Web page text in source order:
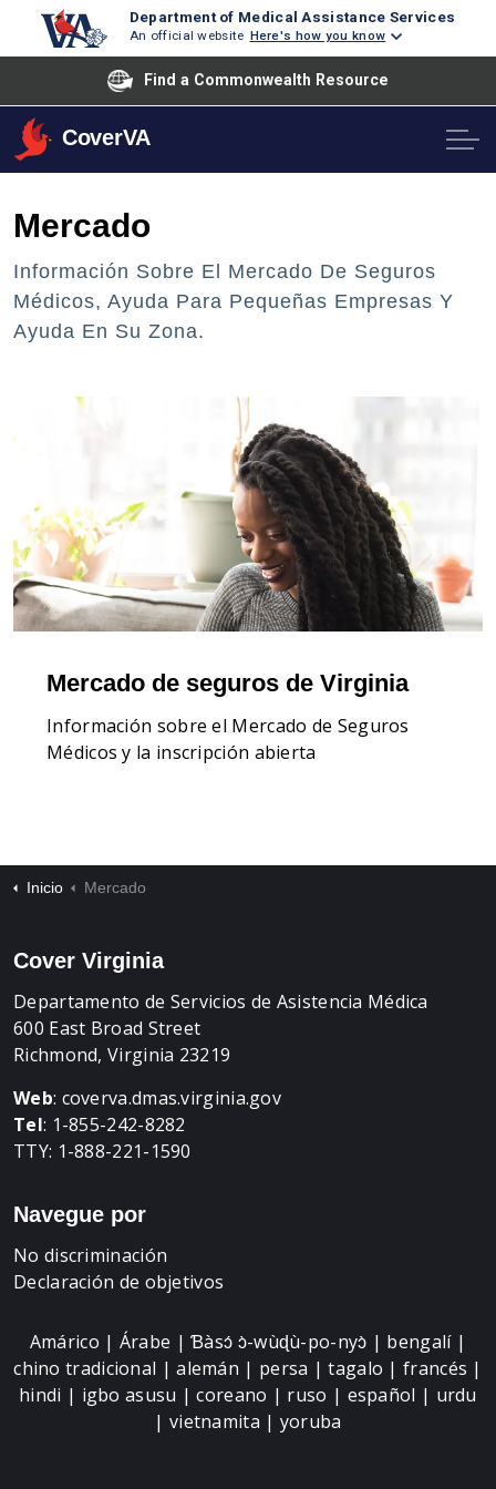
Department of Medical Assistance Services
An official website Here's how you know
Find a Commonwealth Resource
CoverVA
Mercado
Información Sobre El Mercado De Seguros
Médicos, Ayuda Para Pequeñas Empresas Y
Ayuda En Su Zona.
Mercado de seguros de Virginia
Información sobre el Mercado de Seguros
Médicos y la inscripción abierta
Inicio Mercado
Cover Virginia
Departamento de Servicios de Asistencia Médica
600 East Broad Street
Richmond, Virginia 23219
Web: coverva.dmas.virginia.gov
Tel: 1-855-242-8282
TTY: 1-888-221-1590
Navegue por
No discriminación
Declaración de objetivos
Amárico | Árabe | Ɓàsɔ́ ɔ̀-wùɖù-po-nyɔ̀ | bengalí |
chino tradicional | alemán | persa | tagalo | francés |
hindi | igbo asusu | coreano | ruso | español | urdu
| vietnamita | yoruba